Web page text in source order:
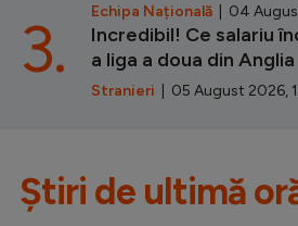
Echipa Națională | 04
Incredibil! Ce salariu
a liga a doua din Anglia
Stranieri | 05 August 2026,
3.
Știri de ultimă